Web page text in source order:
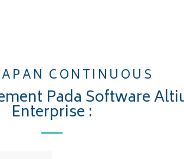
CONTINUOUS
Pada Software
Enterprise :